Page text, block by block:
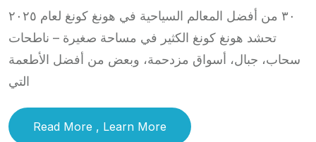
٣٠ من أفضل المعالم السياحية في هونغ كونغ لعام ٢٠٢٥
تحشد هونغ كونغ الكثير في مساحة صغيرة – ناطحات
سحاب، جبال، أسواق مزدحمة، وبعض من أفضل الأطعمة
التي
Read More , Learn More